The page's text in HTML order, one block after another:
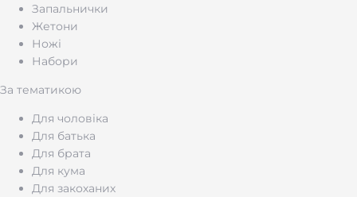
Запальнички
Жетони
Ножі
Набори
За тематикою
Для чоловіка
Для батька
Для брата
Для кума
Для закоханих